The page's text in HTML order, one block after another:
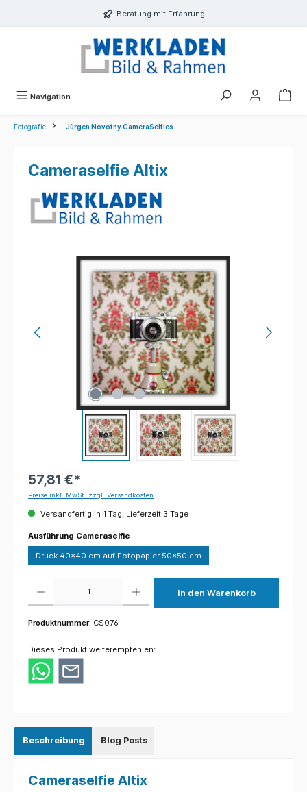
Beratung mit Erfahrung
Navigation
Fotografie Jürgen Novotny CameraSelfies
Cameraselfie Altix
Bildergalerie überspringen
57,81 €*
Preise inkl. MwSt. zzgl. Versandkosten
Versandfertig in 1 Tag, Lieferzeit 3 Tage
Ausführung Cameraselfie
Druck 40x40 cm auf Fotopapier 50x50 cm
In den Warenkorb
Produktnummer: CS076
Dieses Produkt weiterempfehlen:
Beschreibung Blog Posts
Cameraselfie Altix